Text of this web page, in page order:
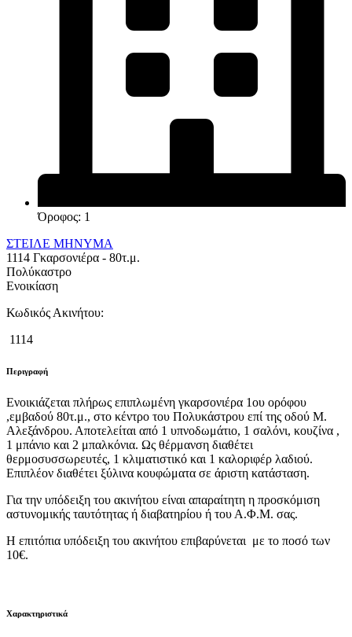
Όροφος: 1
ΣΤΕΙΛΕ ΜΗΝΥΜΑ
1114 Γκαρσονιέρα - 80τ.μ.
Πολύκαστρο
Ενοικίαση
Κωδικός Ακινήτου:
1114
Περιγραφή
Ενοικιάζεται πλήρως επιπλωμένη γκαρσονιέρα 1ου ορόφου
,εμβαδού 80τ.μ., στο κέντρο του Πολυκάστρου επί της οδού Μ.
Αλεξάνδρου. Αποτελείται από 1 υπνοδωμάτιο, 1 σαλόνι, κουζίνα ,
1 μπάνιο και 2 μπαλκόνια. Ως θέρμανση διαθέτει
θερμοσυσσωρευτές, 1 κλιματιστικό και 1 καλοριφέρ λαδιού.
Επιπλέον διαθέτει ξύλινα κουφώματα σε άριστη κατάσταση.
Για την υπόδειξη του ακινήτου είναι απαραίτητη η προσκόμιση
αστυνομικής ταυτότητας ή διαβατηρίου ή του Α.Φ.Μ. σας.
Η επιτόπια υπόδειξη του ακινήτου επιβαρύνεται με το ποσό των
10€.
Χαρακτηριστικά